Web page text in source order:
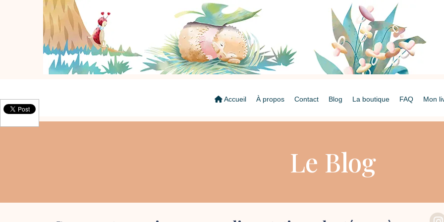
Accueil À propos Contact Blog La boutique FAQ Mon
Le Blog